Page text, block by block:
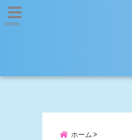
menu
ホーム